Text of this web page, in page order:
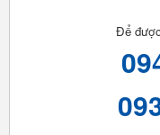
Để